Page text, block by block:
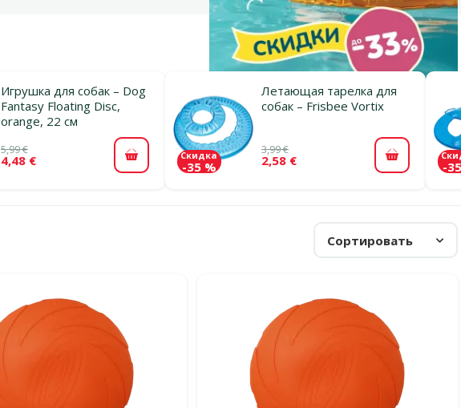
Игрушка для собак – Dog
Fantasy Floating Disc,
orange, 22 см
5,99 €
4,48 € В корзину
Летающая тарелка для
собак – Frisbee Vortix
3,99 €
2,58 €
Скидка
-35 % В корзину
-
Сортировать